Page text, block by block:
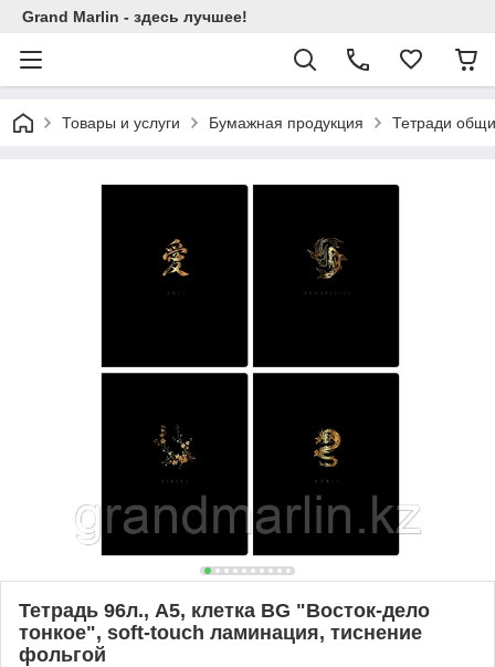
Grand Marlin - здесь лучшее!
Товары и услуги Бумажная продукция Тетради
Тетрадь 96л., А5, клетка BG "Восток-дело
тонкое", soft-touch ламинация, тиснение
фольгой